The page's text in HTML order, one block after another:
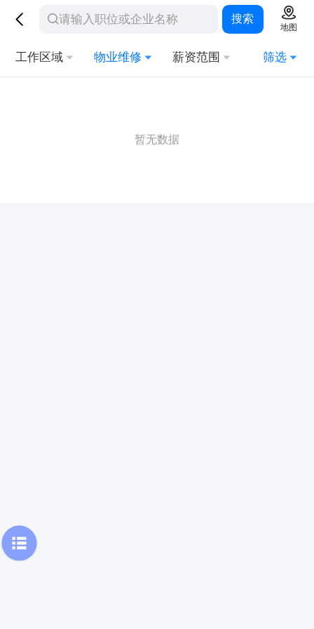
搜索
地图
工作区域 物业维修 薪资范围 筛选
暂无数据